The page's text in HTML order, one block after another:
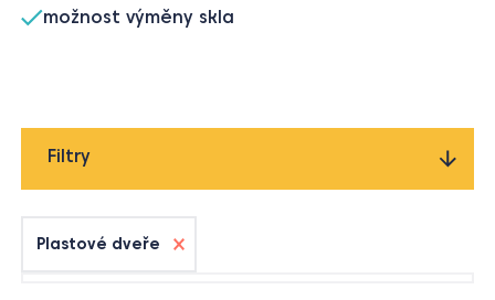
možnost výměny skla
Filtry
Plastové dveře